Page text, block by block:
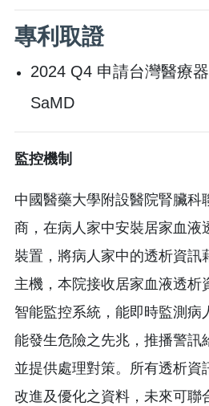
專利取證
2024 Q4 申請台灣醫療
SaMD
監控機制
中國醫藥大學附設醫院腎臟科
商，在病人家中安裝居家血液
裝置，將病人家中的透析資訊
主機，本院接收居家血液透析
智能監控系統，能即時監測病
能發生危險之先兆，推播警訊
並提供處理對策。所有透析資
改進及優化之資料，未來可聯